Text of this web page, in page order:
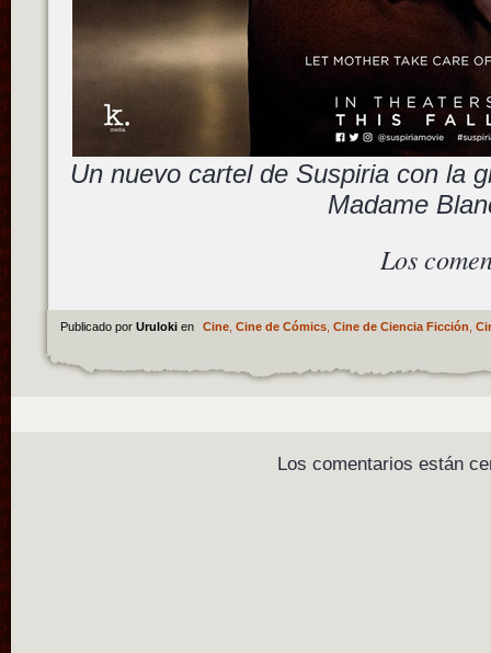
Un nuevo cartel de Suspiria con la
Madame
Los
Publicado por Uruloki en Cine, Cine de Cómics, Cine de Ciencia Ficción
Los comentarios están